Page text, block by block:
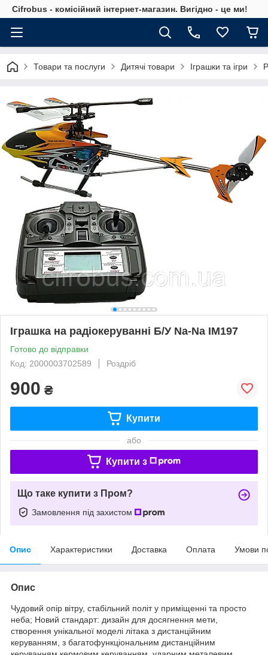
Cifrobus - комiсiйний iнтернет-магазин. Вигiдно - це ми!
Товари та послуги Дитячі товари Іграшки та ігри
Іграшка на радіокеруванні Б/У Na-Nа IM197
Готово до відправки
Код: 2000003702589
Роздріб
900 ₴
Купити
або
Купити з
Що таке купити з Пром?
Замовлення під захистом
Опис Характеристики Доставка Оплата Умови
Опис
Чудовий опір вітру, стабільний політ у приміщенні та просто
неба; Новий стандарт: дизайн для досягнення мети,
створення унікальної моделі літака з дистанційним
керуванням, з багатофункціональним дистанційним